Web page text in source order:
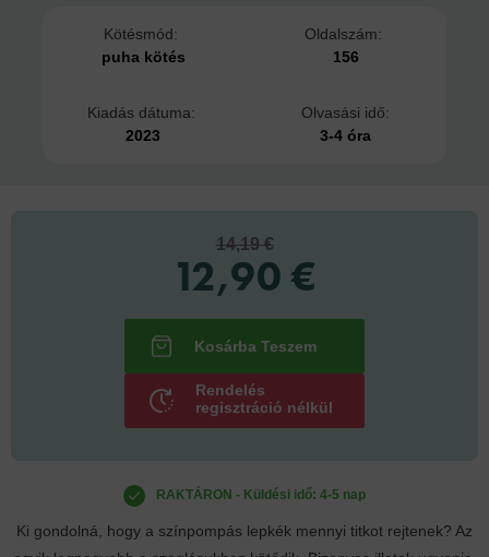
Kötésmód:
puha kötés
Oldalszám:
156
Kiadás dátuma:
2023
Olvasási idő:
3-4 óra
Ki gondolná, hogy a színpompás lepkék mennyi titkot rejtenek? Az
RAKTÁRON - Küldési idő: 4-5 nap
14,19 €
12,90 €
Rendelés
regisztráció nélkül